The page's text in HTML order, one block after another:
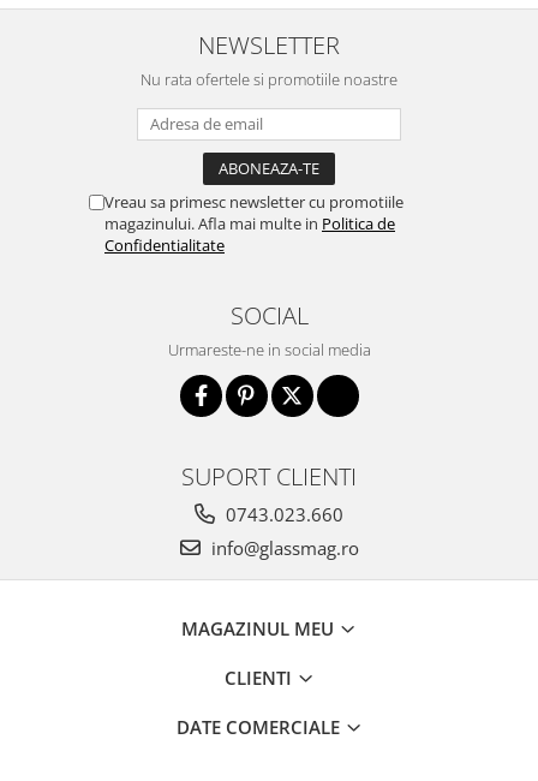
NEWSLETTER
Nu rata ofertele si promotiile noastre
Vreau sa primesc newsletter cu promotiile
magazinului. Afla mai multe in Politica de
Confidentialitate
SOCIAL
Urmareste-ne in social media
SUPORT CLIENTI
0743.023.660
info@glassmag.ro
MAGAZINUL MEU
CLIENTI
DATE COMERCIALE